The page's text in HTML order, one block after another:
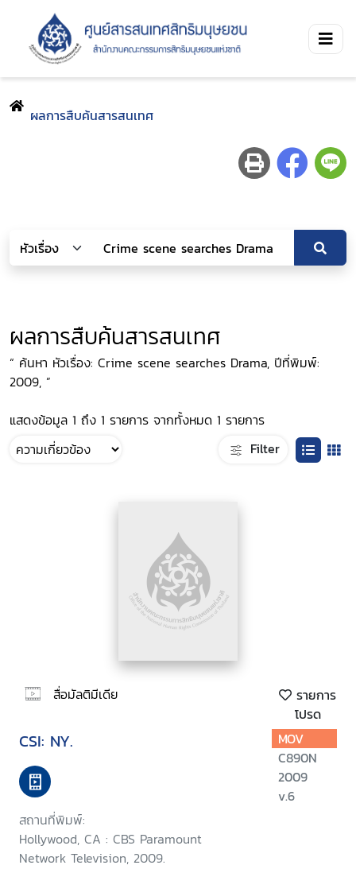
ผลการสืบค้นสารสนเทศ
ผลการสืบค้นสารสนเทศ
“ ค้นหา หัวเรื่อง: Crime scene searches Drama, ปีที่พิมพ์:
2009, ”
แสดงข้อมูล 1 ถึง 1 รายการ จากทั้งหมด 1 รายการ
Filter
สื่อมัลติมีเดีย
รายการ
โปรด
CSI: NY.
สถานที่พิมพ์:
Hollywood, CA : CBS Paramount
Network Television, 2009.
MOV
C890N
2009
v.6